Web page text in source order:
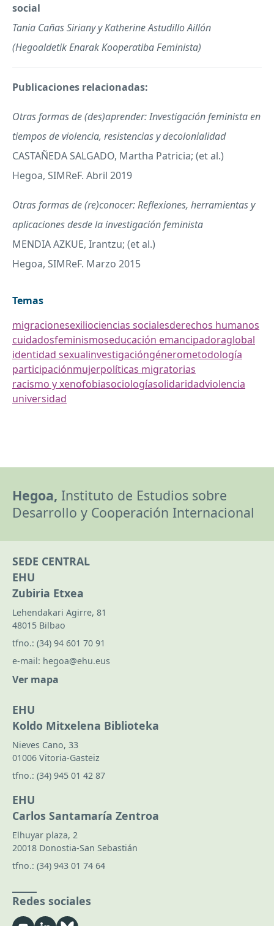
social
Tania Cañas Siriany y Katherine Astudillo Aillón
(Hegoaldetik Enarak Kooperatiba Feminista)
Publicaciones relacionadas:
Otras formas de (des)aprender: Investigación feminista en
tiempos de violencia, resistencias y decolonialidad
CASTAÑEDASALGADO, Martha Patricia; (et al.)
Hegoa, SIMReF. Abril 2019
Otras formas de (re)conocer: Reflexiones, herramientas y
aplicaciones desde la investigación feminista
MENDIAAZKUE, Irantzu; (et al.)
Hegoa, SIMReF. Marzo 2015
Temas
migracionesexiliociencias socialesderechos humanos
cuidadosfeminismoseducación emancipadoraglobal
identidad sexualinvestigacióngénerometodología
participaciónmujerpolíticas migratorias
racismo y xenofobiasociologíasolidaridadviolencia
universidad
Hegoa, Instituto de Estudios sobre
Desarrollo y Cooperación Internacional
SEDE CENTRAL
EHU
Zubiria Etxea
Lehendakari Agirre, 81
48015 Bilbao
tfno.: (34) 94 601 70 91
e-mail: hegoa@ehu.eus
Ver mapa
EHU
Koldo Mitxelena Biblioteka
Nieves Cano, 33
01006 Vitoria-Gasteiz
tfno.: (34) 945 01 42 87
EHU
Carlos Santamaría Zentroa
Elhuyar plaza, 2
20018 Donostia-San Sebastián
tfno.: (34) 943 01 74 64
Redes sociales